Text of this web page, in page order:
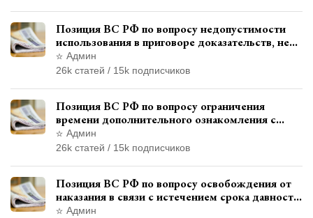
Позиция ВС РФ по вопросу недопустимости
использования в приговоре доказательств, не
исследованных в судебном заседании
Админ
26k статей / 15k подписчиков
Позиция ВС РФ по вопросу ограничения
времени дополнительного ознакомления с
материалами уголовного дела
Админ
26k статей / 15k подписчиков
Позиция ВС РФ по вопросу освобождения от
наказания в связи с истечением срока давности
уголовного преследования
Админ